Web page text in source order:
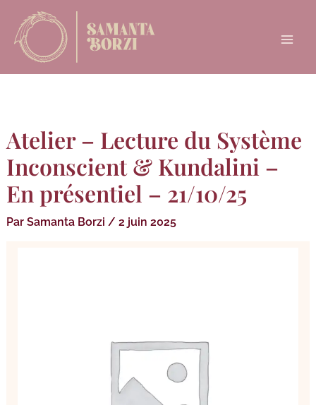
contenu
Menu
Atelier – Lecture du Système
Inconscient & Kundalini –
En présentiel – 21/10/25
Par Samanta Borzi / 2 juin 2025